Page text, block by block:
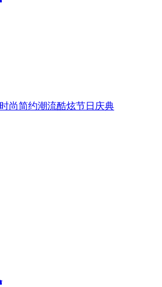
时尚简约潮流酷炫节日庆典